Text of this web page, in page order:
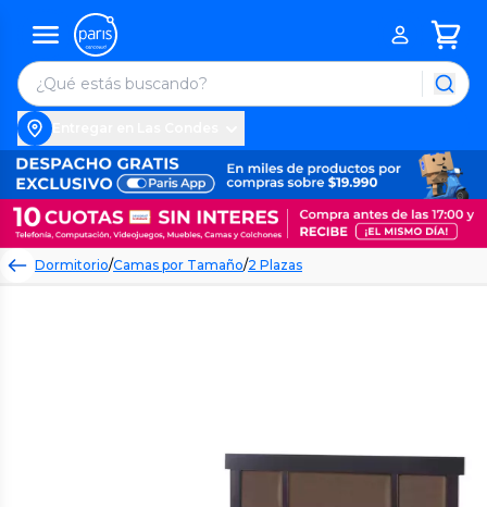
Dormitorio/Camas por Tamaño/2 Plazas